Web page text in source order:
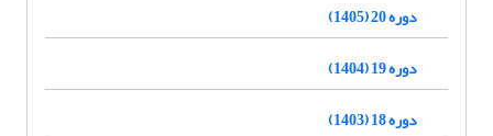
دوره 20 (1405)
دوره 19 (1404)
دوره 18 (1403)